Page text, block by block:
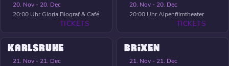
20. Nov - 20. Dec
20:00 UhrGloria Biograf & Café
TICKETS
20. Nov - 20. Dec
20:00 UhrAlpenfilmtheater
TICKETS
KARLSRUHE
21. Nov - 21. Dec
BRIXEN
21. Nov - 21. Dec